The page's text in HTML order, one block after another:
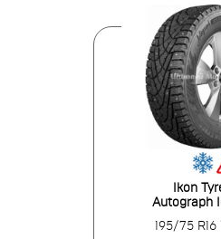
Ikon
Autograph
195/75 R16